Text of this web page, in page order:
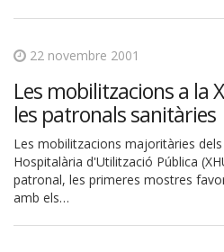
22 novembre 2001
Les mobilitzacions a la
les patronals sanitàries
Les mobilitzacions majoritàries
Hospitalària d'Utilització Pública
patronal, les primeres mostres
amb els…